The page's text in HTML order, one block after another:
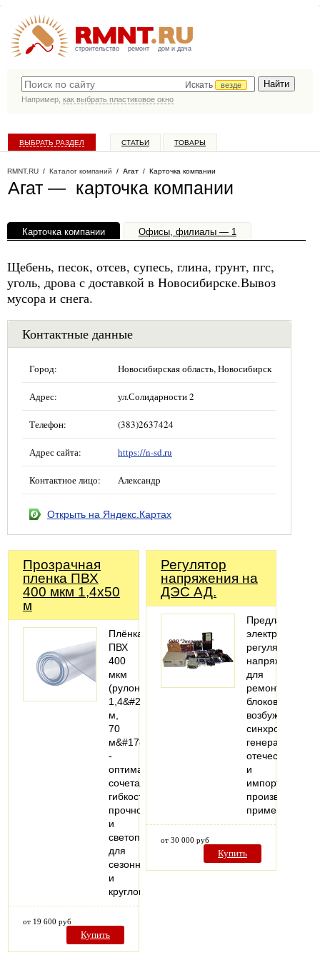
строительство ремонт дом и дача
Искать
везде
Например, как выбрать пластиковое окно
ВЫБРАТЬ РАЗДЕЛ СТАТЬИ ТОВАРЫ
RMNT.RU / Каталог компаний / Агат / Карточка компании
Агат — карточка компании
Карточка компании Офисы, филиалы — 1
Щебень, песок, отсев, супесь, глина, грунт, пгс,
уголь, дрова с доставкой в Новосибирске.Вывоз
мусора и снега.
Контактные данные
Город: Новосибирская область, Новосибирск
Адрес: ул.Солидарности 2
Телефон: (383)2637424
Адрес сайта: https://n-sd.ru
Контактное лицо: Александр
Открыть на Яндекс.Картах
Прозрачная
пленка ПВХ
400 мкм 1,4х50
м
Плёнка
ПВХ
400
мкм
(рулон
1,4&#215;50
м,
70
м&#178;)
-
оптимальное
сочетание
гибкости,
прочности
и
светопропускаемости
для
сезонного
и
круглогодичного…
от 19 600 руб
Купить
Регулятор
напряжения на
ДЭС АД.
Предлагаем
электронные
регуляторы
напряжения
для
ремонта
блоков
возбуждения
синхронных
генераторов
отечественного
и
импортного
производства,
от 30 000 руб
Купить